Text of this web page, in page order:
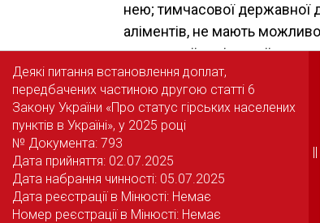
нею; тимчасової державної
аліментів, не мають
державної соціальної
інвалідністю; державної
соціальної допомоги на
їх числа, у тому числі з
прийомним батькам за
прийомних сім’ях за
фінансуються за рахунок
доч. 2 ст. 6Закону України
Деякі питання встановлення доплат,
передбачених частиною другою статті 6
Закону України «Про статус гірських населених
пунктів в Україні», у 2025 році
||
№ Документа: 793
Дата прийняття: 02.07.2025
Дата набрання чинності: 05.07.2025
Дата реєстрації в Мінюсті: Немає
Номер реєстрації в Мінюсті: Немає
Деякі питання встановлення доплат,
передбачених частиною другою статті 6
Закону України «Про статус гірських населених
пунктів в Україні», у 2025 році
||
№ Документа: 793
Дата прийняття: 02.07.2025
Дата набрання чинності: 05.07.2025
Дата реєстрації в Мінюсті: Немає
Номер реєстрації в Мінюсті: Немає